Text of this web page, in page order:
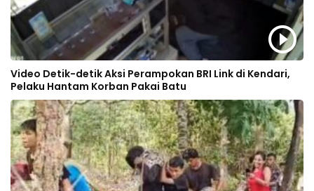
Video Detik-detik Aksi Perampokan BRI Link di Kendari,
Pelaku Hantam Korban Pakai Batu